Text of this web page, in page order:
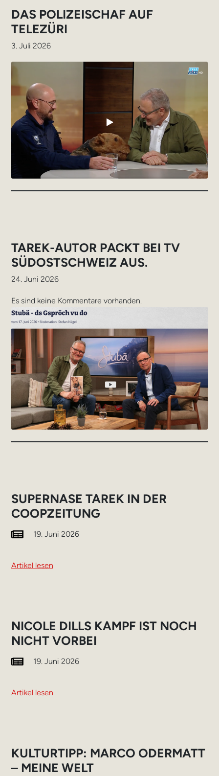
DAS POLIZEISCHAF AUF
TELEZÜRI
3. Juli 2026
TAREK-AUTOR PACKT BEI TV
SÜDOSTSCHWEIZ AUS.
24. Juni 2026
Es sind keine Kommentare vorhanden.
SUPERNASE TAREK IN DER
COOPZEITUNG
19. Juni 2026
Artikel lesen
NICOLE DILLS KAMPF IST NOCH
NICHT VORBEI
19. Juni 2026
Artikel lesen
KULTURTIPP: MARCO ODERMATT
– MEINE WELT